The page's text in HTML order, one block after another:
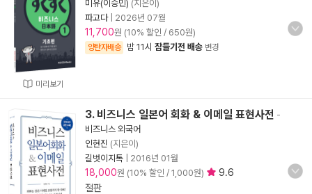
미리보기
미유(이승민) (지은이)
파고다| 2026년 07월
11,700원 (10% 할인 / 650원)
양탄자배송 밤 11시 잠들기전 배송 변경
3. 비즈니스 일본어 회화 & 이메일 표현사전 -
비즈니스 외국어
인현진 (지은이)
길벗이지톡
2016년 01월
18,000원 (10% 할인 / 1,000원)
9.6
절판